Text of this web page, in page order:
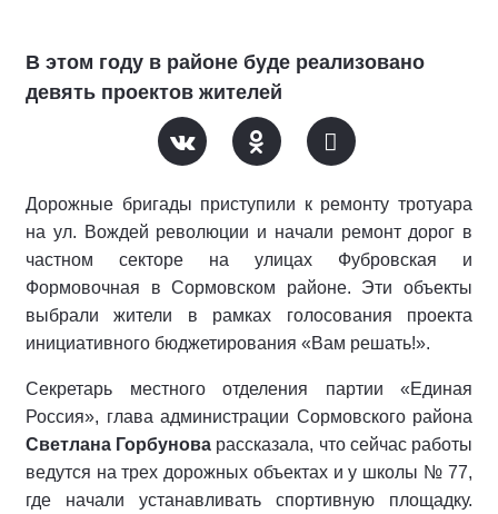
В этом году в районе буде реализовано
девять проектов жителей
Дорожные бригады приступили к ремонту тротуара
на ул. Вождей революции и начали ремонт дорог в
частном секторе на улицах Фубровская и
Формовочная в Сормовском районе. Эти объекты
выбрали жители в рамках голосования проекта
инициативного бюджетирования «Вам решать!».
Секретарь местного отделения партии «Единая
Россия», глава администрации Сормовского района
Светлана Горбунова рассказала, что сейчас работы
ведутся на трех дорожных объектах и у школы № 77,
где начали устанавливать спортивную площадку.